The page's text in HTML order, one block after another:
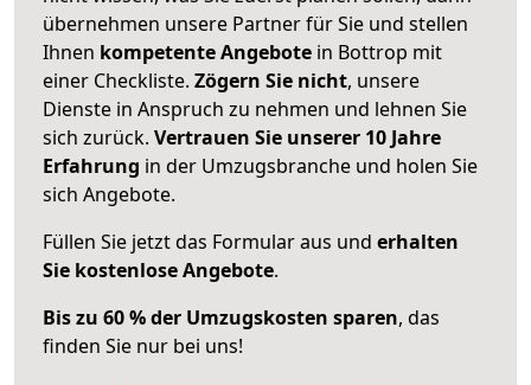
übernehmen unsere Partner für Sie und stellen
Ihnen kompetente Angebote in Bottrop mit
einer Checkliste. Zögern Sie nicht, unsere
Dienste in Anspruch zu nehmen und lehnen Sie
sich zurück. Vertrauen Sie unserer 10 Jahre
Erfahrung in der Umzugsbranche und holen Sie
sich Angebote.
Füllen Sie jetzt das Formular aus und erhalten
Sie kostenlose Angebote.
Bis zu 60 % der Umzugskosten sparen, das
finden Sie nur bei uns!